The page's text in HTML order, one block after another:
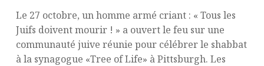
Le 27 octobre, un homme armé criant : « Tous les
Juifs doivent mourir ! » a ouvert le feu sur une
communauté juive réunie pour célébrer le shabbat
à la synagogue «Tree of Life» à Pittsburgh. Les